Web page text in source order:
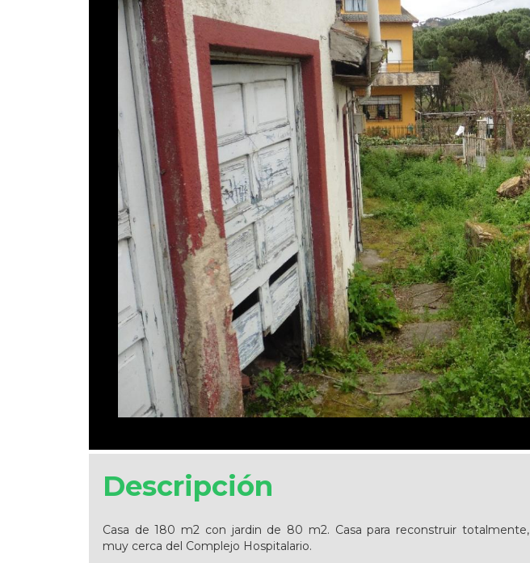
Descripción
Casa de 180 m2 con jardin de 80 m2. Casa para reconstruir totalmente,
muy cerca del Complejo Hospitalario.